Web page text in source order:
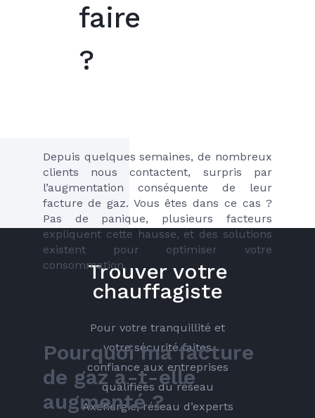
faire
?
Depuis quelques semaines, de nombreux
clients nous contactent, surpris par
l’augmentation conséquente de leur
facture de gaz. Vous êtes dans ce cas ?
Pas de panique, plusieurs facteurs
expliquent cette hausse, et des solutions
existent pour optimiser votre
consommation.
Pourquoi ma facture
de gaz a-t-elle
augmenté ?
Trouver votre
chauffagiste
Pour votre tranquillité et
votre sécurité faites
confiance aux entreprises
qualifiées du réseau
Axenergie, réseau d’experts